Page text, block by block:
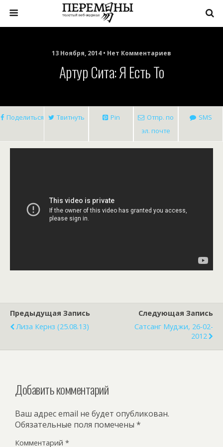
13 Ноября, 2014 • Нет Комментариев
Артур Сита: Я Есть То
Поделиться Твитнуть Pin
Отпр. по
эл. почте
SMS
Предыдущая Запись
Лиза Кернз (25.08.13)
Следующая Запись
Сатсанг Муджи, 26-02-
2012
Добавить комментарий
Ваш адрес email не будет опубликован.
Обязательные поля помечены *
Комментарий *